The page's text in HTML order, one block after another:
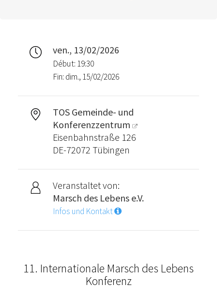
ven., 13/02/2026
Début: 19:30
Fin: dim., 15/02/2026
TOS Gemeinde- und
Konferenzzentrum
Eisenbahnstraße 126
DE-72072 Tübingen
Veranstaltet von:
Marsch des Lebens e.V.
Infos und Kontakt
11. Internationale Marsch des Lebens
Konferenz